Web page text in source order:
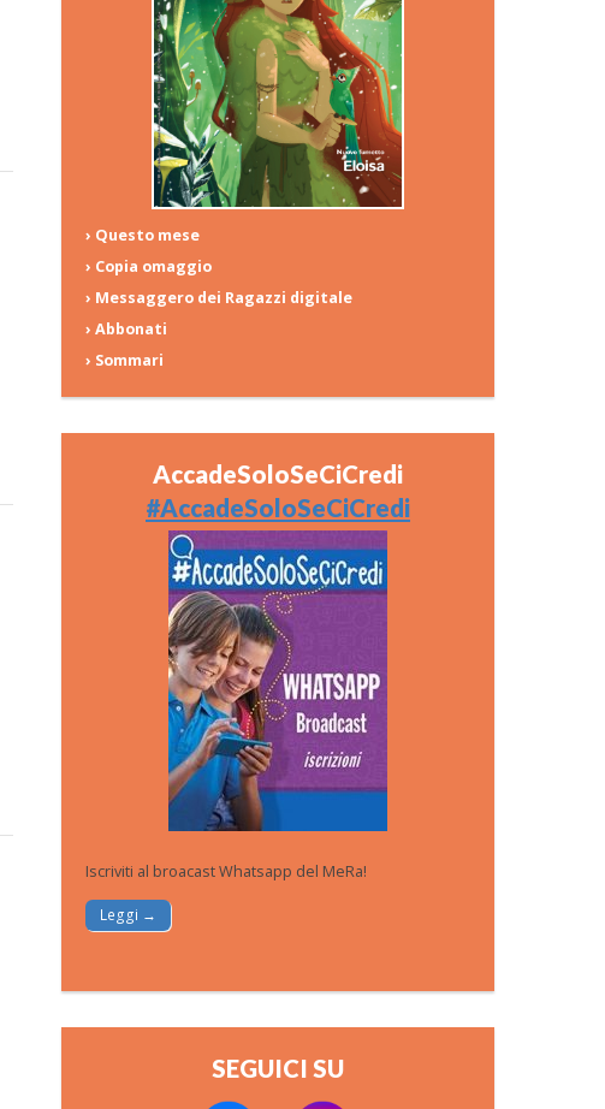
› Questo mese
› Copia omaggio
› Messaggero dei Ragazzi digitale
› Abbonati
› Sommari
AccadeSoloSeCiCredi
#AccadeSoloSeCiCredi
Iscriviti al broacast Whatsapp del MeRa!
Leggi →
SEGUICI SU